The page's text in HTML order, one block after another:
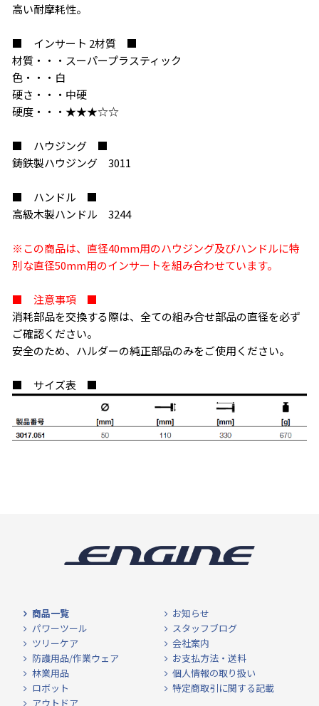
高い耐摩耗性。
■ インサート 2材質 ■
材質・・・スーパープラスティック
色・・・白
硬さ・・・中硬
硬度・・・★★★☆☆
■ ハウジング ■
鋳鉄製ハウジング 3011
■ ハンドル ■
高級木製ハンドル 3244
※この商品は、直径40mm用のハウジング及びハンドルに特
別な直径50mm用のインサートを組み合わせています。
■ 注意事項 ■
消耗部品を交換する際は、全ての組み合せ部品の直径を必ず
ご確認ください。
安全のため、ハルダーの純正部品のみをご使用ください。
■ サイズ表 ■
商品一覧
パワーツール
ツリーケア
防護用品/作業ウェア
林業用品
ロボット
アウトドア
お知らせ
スタッフブログ
会社案内
お支払方法・送料
個人情報の取り扱い
特定商取引に関する記載